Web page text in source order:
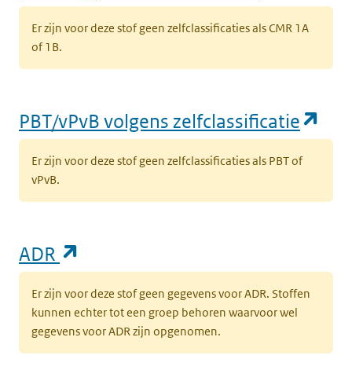
Er zijn voor deze stof geen zelfclassificaties als CMR 1A
of 1B.
PBT/vPvB volgens zelfclassificatie
Er zijn voor deze stof geen zelfclassificaties als PBT of
vPvB.
ADR
Er zijn voor deze stof geen gegevens voor ADR. Stoffen
kunnen echter tot een groep behoren waarvoor wel
gegevens voor ADR zijn opgenomen.